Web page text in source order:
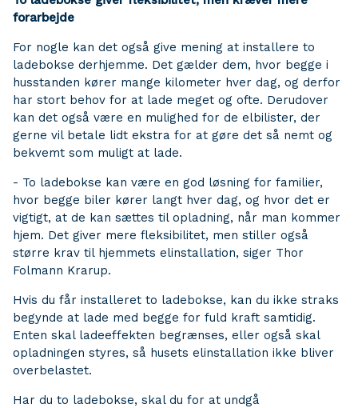
forarbejde
For nogle kan det også give mening at installere to
ladebokse derhjemme. Det gælder dem, hvor begge i
husstanden kører mange kilometer hver dag, og derfor
har stort behov for at lade meget og ofte. Derudover
kan det også være en mulighed for de elbilister, der
gerne vil betale lidt ekstra for at gøre det så nemt og
bekvemt som muligt at lade.
- To ladebokse kan være en god løsning for familier,
hvor begge biler kører langt hver dag, og hvor det er
vigtigt, at de kan sættes til opladning, når man kommer
hjem. Det giver mere fleksibilitet, men stiller også
større krav til hjemmets elinstallation, siger Thor
Folmann Krarup.
Hvis du får installeret to ladebokse, kan du ikke straks
begynde at lade med begge for fuld kraft samtidig.
Enten skal ladeeffekten begrænses, eller også skal
opladningen styres, så husets elinstallation ikke bliver
overbelastet.
Har du to ladebokse, skal du for at undgå